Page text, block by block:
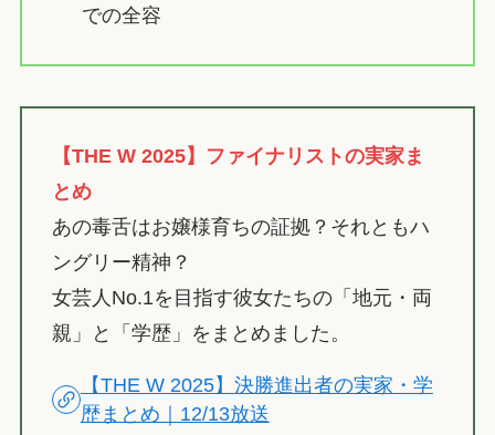
での全容
【THE W 2025】ファイナリストの実家ま
とめ
あの毒舌はお嬢様育ちの証拠？それともハ
ングリー精神？
女芸人No.1を目指す彼女たちの「地元・両
親」と「学歴」をまとめました。
【THE W 2025】決勝進出者の実家・学
歴まとめ｜12/13放送